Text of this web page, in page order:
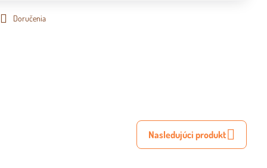
Doručenia
Nasledujúci produkt